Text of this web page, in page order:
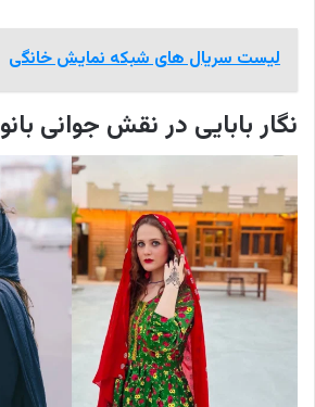
لیست سریال های شبکه نمایش خانگی
نگار بابایی در نقش جوانی بانو